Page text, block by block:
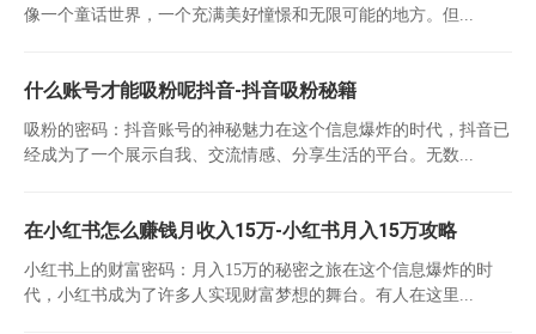
像一个童话世界，一个充满美好憧憬和无限可能的地方。但...
什么账号才能吸粉呢抖音-抖音吸粉秘籍
吸粉的密码：抖音账号的神秘魅力在这个信息爆炸的时代，抖音已
经成为了一个展示自我、交流情感、分享生活的平台。无数...
在小红书怎么赚钱月收入15万-小红书月入15万攻略
小红书上的财富密码：月入15万的秘密之旅在这个信息爆炸的时
代，小红书成为了许多人实现财富梦想的舞台。有人在这里...